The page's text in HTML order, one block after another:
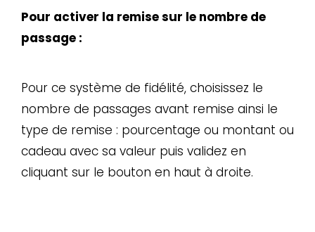
Pour activer la remise sur le nombre de
passage :
Pour ce système de fidélité, choisissez le
nombre de passages avant remise ainsi le
type de remise : pourcentage ou montant ou
cadeau avec sa valeur puis validez en
cliquant sur le bouton en haut à droite.